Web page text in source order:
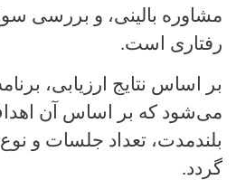
مشاوره بالینی، و بررسی
رفتاری است.
بر اساس نتایج ارزیابی،
می‌شود که بر اساس آن
بلندمدت، تعداد جلسات و
گردد.